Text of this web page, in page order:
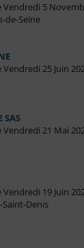
5
de-Seine
25 Juin
SAS
21 Mai
19 Juin
Denis